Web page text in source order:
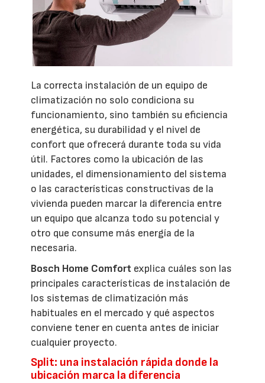
La correcta instalación de un equipo de
climatización no solo condiciona su
funcionamiento, sino también su eficiencia
energética, su durabilidad y el nivel de
confort que ofrecerá durante toda su vida
útil. Factores como la ubicación de las
unidades, el dimensionamiento del sistema
o las características constructivas de la
vivienda pueden marcar la diferencia entre
un equipo que alcanza todo su potencial y
otro que consume más energía de la
necesaria.
Bosch Home Comfort explica cuáles son las
principales características de instalación de
los sistemas de climatización más
habituales en el mercado y qué aspectos
conviene tener en cuenta antes de iniciar
cualquier proyecto.
Split: una instalación rápida donde la
ubicación marca la diferencia